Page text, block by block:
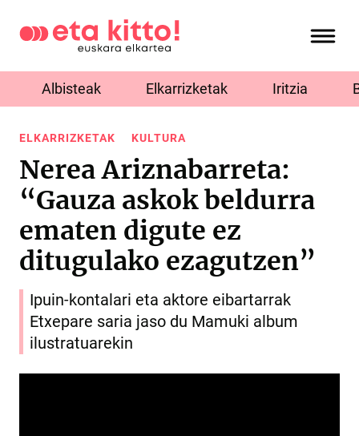
Albisteak Elkarrizketak Iritzia
ELKARRIZKETAK KULTURA
Nerea Ariznabarreta:
“Gauza askok beldurra
ematen digute ez
ditugulako ezagutzen”
Ipuin-kontalari eta aktore eibartarrak
Etxepare saria jaso du Mamuki album
ilustratuarekin